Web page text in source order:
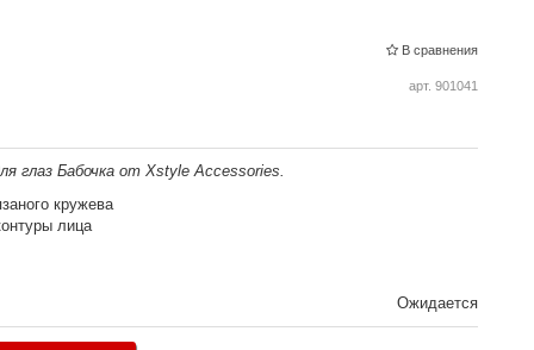
В сравнения
арт. 901041
глаз Бабочка от Xstyle Accessories.
кружева
лица
Ожидается